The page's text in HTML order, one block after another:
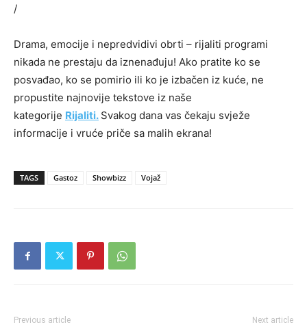
/
Drama, emocije i nepredvidivi obrti – rijaliti programi
nikada ne prestaju da iznenađuju! Ako pratite ko se
posvađao, ko se pomirio ili ko je izbačen iz kuće, ne
propustite najnovije tekstove iz naše
kategorije Rijaliti. Svakog dana vas čekaju svježe
informacije i vruće priče sa malih ekrana!
TAGS Gastoz Showbizz Vojaž
Previous article Next article